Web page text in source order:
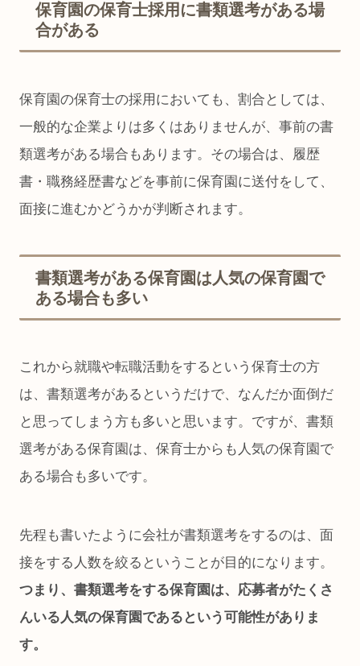
保育園の保育士採用に書類選考がある場
合がある
保育園の保育士の採用においても、割合としては、
一般的な企業よりは多くはありませんが、事前の書
類選考がある場合もあります。その場合は、履歴
書・職務経歴書などを事前に保育園に送付をして、
面接に進むかどうかが判断されます。
書類選考がある保育園は人気の保育園で
ある場合も多い
これから就職や転職活動をするという保育士の方
は、書類選考があるというだけで、なんだか面倒だ
と思ってしまう方も多いと思います。ですが、書類
選考がある保育園は、保育士からも人気の保育園で
ある場合も多いです。
先程も書いたように会社が書類選考をするのは、面
接をする人数を絞るということが目的になります。
つまり、書類選考をする保育園は、応募者がたくさ
んいる人気の保育園であるという可能性がありま
す。